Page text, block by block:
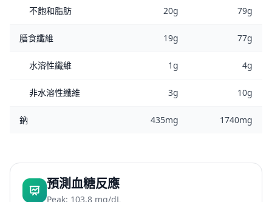
不飽和脂肪 20g 79g
膳食纖維 19g 77g
水溶性纖維 1g 4g
非水溶性纖維 3g 10g
鈉 435mg 1740mg
預測血糖反應
Peak: 103.8 mg/dL